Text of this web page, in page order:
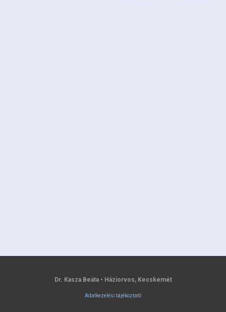
Dr. Kasza Beáta • Háziorvos, Kecskemét
Adatkezelési tájékoztató